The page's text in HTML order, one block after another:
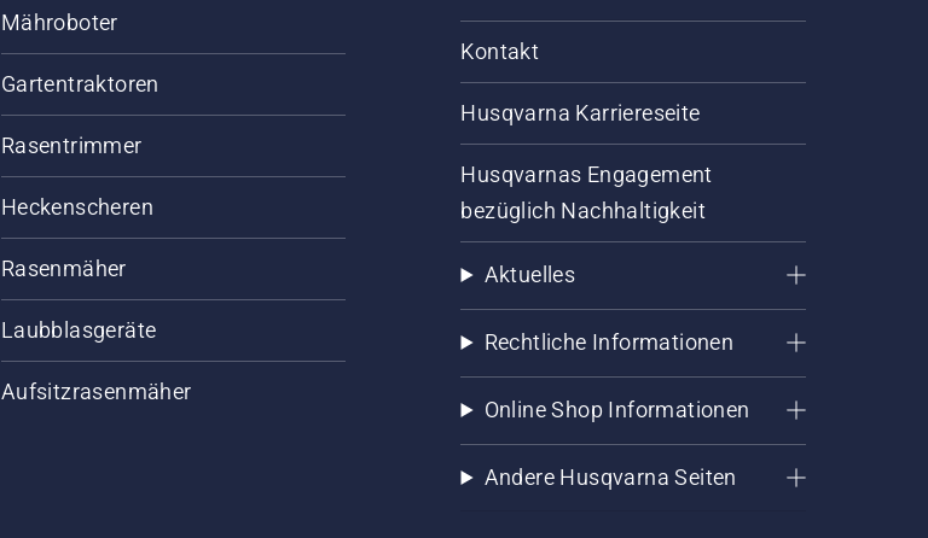
Mähroboter
Gartentraktoren
Rasentrimmer
Heckenscheren
Rasenmäher
Laubblasgeräte
Aufsitzrasenmäher
Kontakt
Husqvarna Karriereseite
Husqvarnas Engagement
bezüglich Nachhaltigkeit
Aktuelles
Rechtliche Informationen
Online Shop Informationen
Andere Husqvarna Seiten